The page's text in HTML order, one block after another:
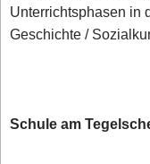
Unterrichtsphasen in
Geschichte /
Schule am